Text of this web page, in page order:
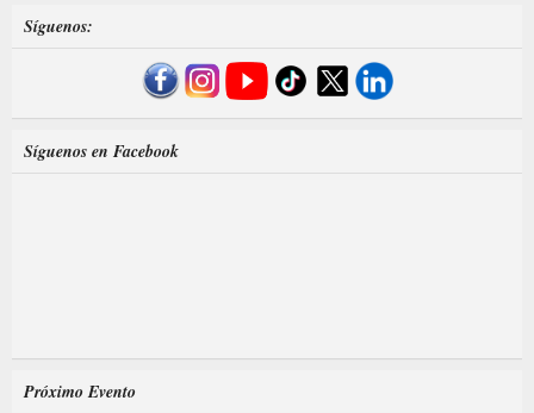
Síguenos:
Síguenos en Facebook
Próximo Evento